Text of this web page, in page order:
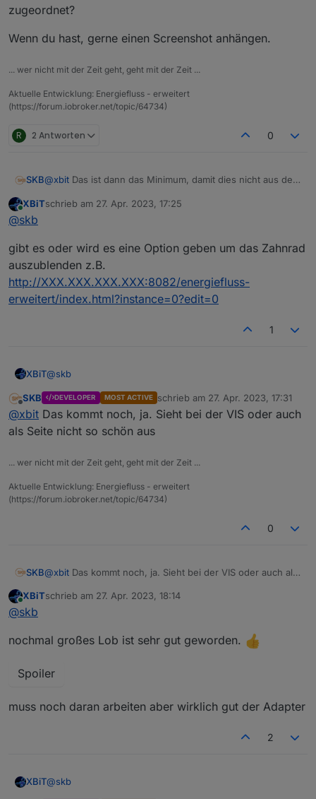
Hätte er dann bei Verbrauch nucht etwas anzeigen
gewesen wären?
zugeordnet?
Wenn du hast, gerne einen Screenshot anhängen.
... wer nicht mit der Zeit geht, geht mit der Zeit ...
Aktuelle Entwicklung: Energiefluss - erweitert
(https://forum.iobroker.net/topic/64734)
R 2 Antworten 0
SKB@xbit Das ist dann das Minimum, damit dies nicht aus dem
Online
XBiTschrieb am 27. Apr. 2023, 17:25
zuletzt editiert von
@skb
gibt es oder wird es eine Option geben um das Zahnrad
auszublenden z.B.
http://XXX.XXX.XXX.XXX:8082/energiefluss-
erweitert/index.html?instance=0?edit=0
1
XBiT@skb
gibt es oder wird es eine Option geben um das Zahnrad
auszublenden z.B.
http://XXX.XXX.XXX.XXX:8082/energiefluss-
Offline
SKB DEVELOPER MOST ACTIVE schrieb am 27. Apr. 2023, 17:31
zuletzt editiert von
@xbit Das kommt noch, ja. Sieht bei der VIS oder auch
als Seite nicht so schön aus
... wer nicht mit der Zeit geht, geht mit der Zeit ...
Aktuelle Entwicklung: Energiefluss - erweitert
(https://forum.iobroker.net/topic/64734)
0
SKB@xbit Das kommt noch, ja. Sieht bei der VIS oder auch als
Online
XBiTschrieb am 27. Apr. 2023, 18:14
zuletzt editiert von
@skb
nochmal großes Lob ist sehr gut geworden.
Spoiler
muss noch daran arbeiten aber wirklich gut der Adapter
2
XBiT@skb